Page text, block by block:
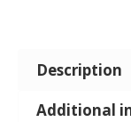
Description
Additional